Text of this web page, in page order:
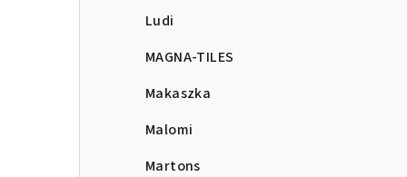
Ludi
MAGNA-TILES
Makaszka
Malomi
Martons